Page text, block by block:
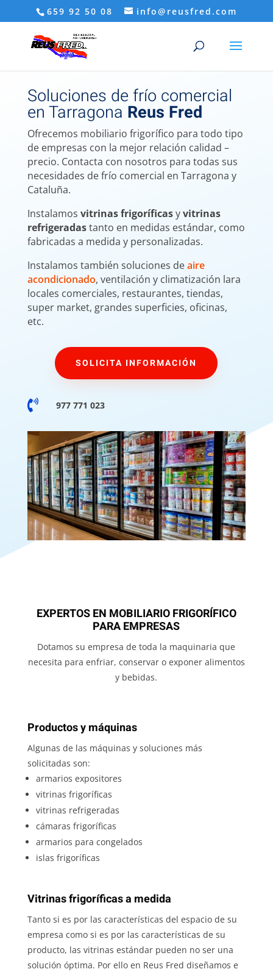
659 92 50 08 info@reusfred.com
Soluciones de frío comercial
en Tarragona Reus Fred
Ofrecemos mobiliario frigorífico para todo tipo
de empresas con la mejor relación calidad –
precio. Contacta con nosotros para todas sus
necesidades de frío comercial en Tarragona y
Cataluña.
Instalamos vitrinas frigoríficasyvitrinas
refrigeradastanto en medidas estándar, como
fabricadas a medida y personalizadas.
Instalamos también soluciones deaire
acondicionado, ventilación y climatización lara
locales comerciales, restaurantes, tiendas,
super market, grandes superficies, oficinas,
etc.
SOLICITA INFORMACIÓN
 977 771 023
EXPERTOS EN MOBILIARIO FRIGORÍFICO
PARA EMPRESAS
Dotamos su empresa de toda la maquinaria que
necesita para enfriar, conservar o exponer alimentos
y bebidas.
Productos y máquinas
Algunas de las máquinas y soluciones más
solicitadas son:
armarios expositores
vitrinas frigoríficas
vitrinas refrigeradas
cámaras frigoríficas
armarios para congelados
islas frigoríficas
Vitrinas frigoríficas a medida
Tanto si es por las características del espacio de su
empresa como si es por las características de su
producto, las vitrinas estándar pueden no ser una
solución óptima. Por ello en Reus Fred diseñamos e